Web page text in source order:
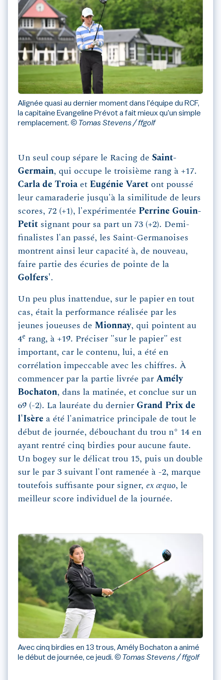
Alignée quasi au dernier moment dans l'équipe du RCF,
la capitaine Evangeline Prévot a fait mieux qu'un simple
remplacement. © Tomas Stevens / ffgolf
Un seul coup sépare le Racing de Saint-
Germain, qui occupe le troisième rang à +17.
Carla de Troia et Eugénie Varet ont poussé
leur camaraderie jusqu'à la similitude de leurs
scores, 72 (+1), l'expérimentée Perrine Gouin-
Petit signant pour sa part un 73 (+2). Demi-
finalistes l'an passé, les Saint-Germanoises
montrent ainsi leur capacité à, de nouveau,
faire partie des écuries de pointe de la
Golfers'.
Un peu plus inattendue, sur le papier en tout
cas, était la performance réalisée par les
jeunes joueuses de Mionnay, qui pointent au
4e rang, à +19. Préciser "sur le papier" est
important, car le contenu, lui, a été en
corrélation impeccable avec les chiffres. À
commencer par la partie livrée par Amély
Bochaton, dans la matinée, et conclue sur un
69 (-2). La lauréate du dernier Grand Prix de
l'Isère a été l'animatrice principale de tout le
début de journée, débouchant du trou n° 14 en
ayant rentré cinq birdies pour aucune faute.
Un bogey sur le délicat trou 15, puis un double
sur le par 3 suivant l'ont ramenée à -2, marque
toutefois suffisante pour signer, ex æquo, le
meilleur score individuel de la journée.
Avec cinq birdies en 13 trous, Amély Bochaton a animé
le début de journée, ce jeudi. © Tomas Stevens / ffgolf